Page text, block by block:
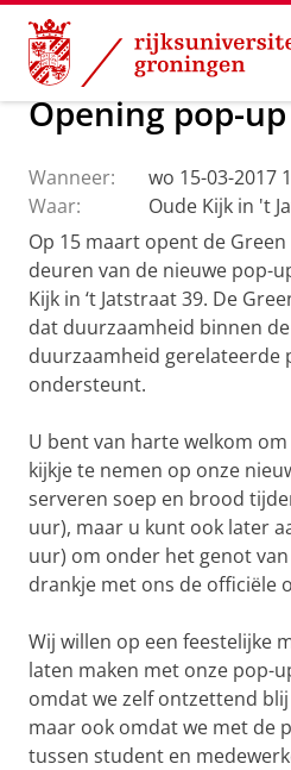
Skip
Content
Skip
Navigation
Over ons Profiel Feiten en
Opening pop-
Wanneer:
wo 15-03-2017
Waar:
Oude Kijk in 't
Op 15 maart opent de
deuren van de nieuwe pop-
Kijk in ‘t Jatstraat 39. De
dat duurzaamheid binnen
duurzaamheid gerelateerde
ondersteunt.
U bent van harte welkom
kijkje te nemen op onze
serveren soep en brood
uur), maar u kunt ook later
uur) om onder het genot
drankje met ons de officiële
Wij willen op een feestelijke
laten maken met onze pop-
omdat we zelf ontzettend
maar ook omdat we met de
tussen student en